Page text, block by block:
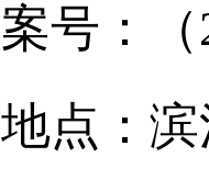
案号：（
地点：